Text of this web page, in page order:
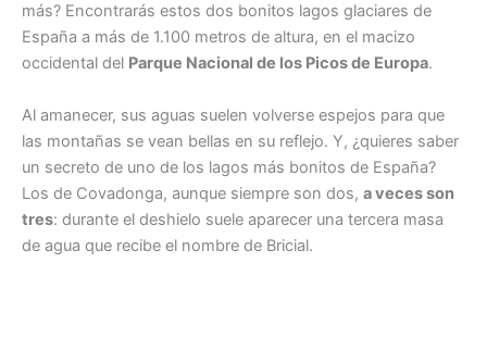
más? Encontrarás estos dos bonitos lagos glaciares de
España a más de 1.100 metros de altura, en el macizo
occidental del Parque Nacional de los Picos de Europa.
Al amanecer, sus aguas suelen volverse espejos para que
las montañas se vean bellas en su reflejo. Y, ¿quieres saber
un secreto de uno de los lagos más bonitos de España?
Los de Covadonga, aunque siempre son dos, a veces son
tres: durante el deshielo suele aparecer una tercera masa
de agua que recibe el nombre de Bricial.